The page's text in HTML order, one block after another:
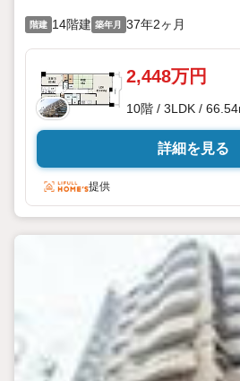
階建 14階建 築年月 37年2ヶ月
2,448万円
10階 / 3LDK /
詳細を見る
提供